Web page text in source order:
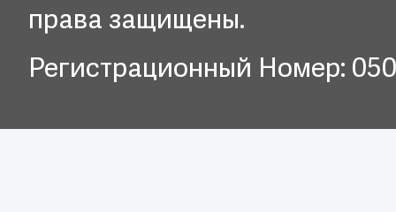
права защищены.
Регистрационный Номер: